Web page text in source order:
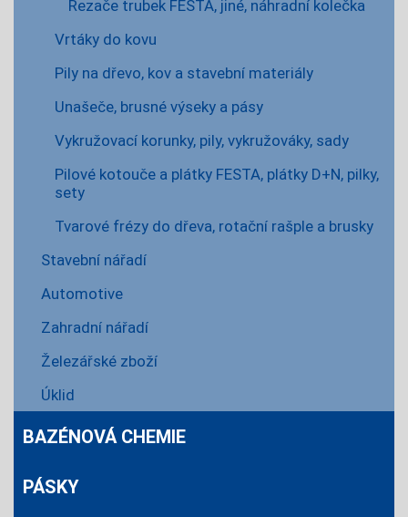
Řezače trubek FESTA, jiné, náhradní kolečka
Vrtáky do kovu
Pily na dřevo, kov a stavební materiály
Unašeče, brusné výseky a pásy
Vykružovací korunky, pily, vykružováky, sady
Pilové kotouče a plátky FESTA, plátky D+N, pilky,
sety
Tvarové frézy do dřeva, rotační rašple a brusky
Stavební nářadí
Automotive
Zahradní nářadí
Železářské zboží
Úklid
BAZÉNOVÁ CHEMIE
PÁSKY